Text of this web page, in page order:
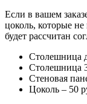
Если в вашем
цоколь, которые
будет рассчитан
Столешница
Столешница
Стеновая
Цоколь – 50